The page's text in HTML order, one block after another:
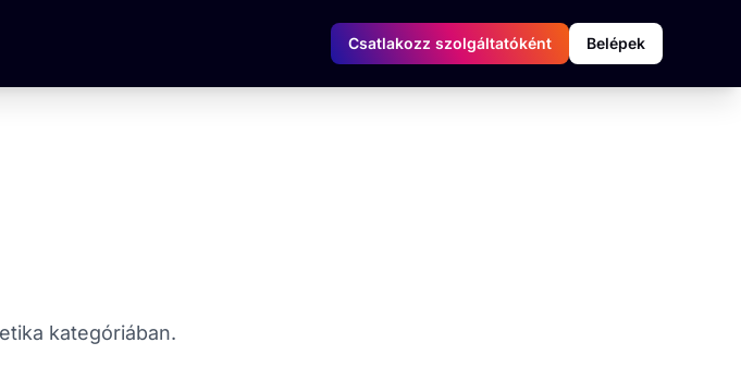
Csatlakozz szolgáltatóként Belépek
kategóriában.